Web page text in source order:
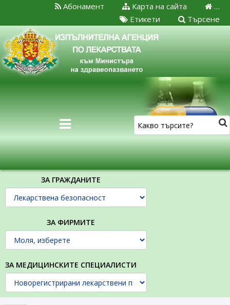
…
Карта на сайта
Абонамент
Търсене
Етикети
ЗА ГРАЖДАНИТЕ
ЗА ФИРМИТЕ
ЗА МЕДИЦИНСКИТЕ СПЕЦИАЛИСТИ